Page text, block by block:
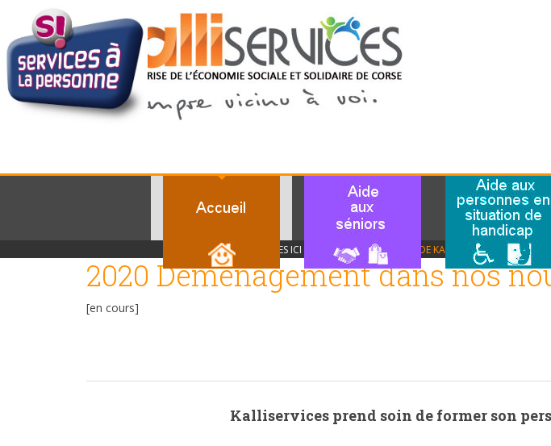
Connexion/Déconnexion
VOUS ÊTES ICI : ACCUEIL L'ACTU DE KALLISERVICES 2020
2020 Déménagement dans nos
[en cours]
Kalliservices prend soin de former son